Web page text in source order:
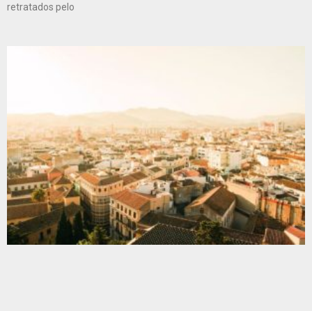
retratados pelo